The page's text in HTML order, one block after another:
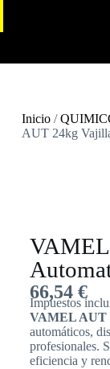
Inicio/
AUT 24kg
66,54 €
Impuestos
VAMEL AUT
automáticos,
profesionales.
eficiencia y